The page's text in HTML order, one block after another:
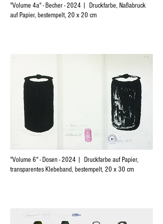
"Volume 4a" - Becher - 2024 | Druckfarbe, Naßabruck
auf Papier, bestempelt, 20 x 20 cm
"Volume 6" - Dosen - 2024 | Druckfarbe auf Papier,
transparentes Klebeband, bestempelt, 20 x 30 cm